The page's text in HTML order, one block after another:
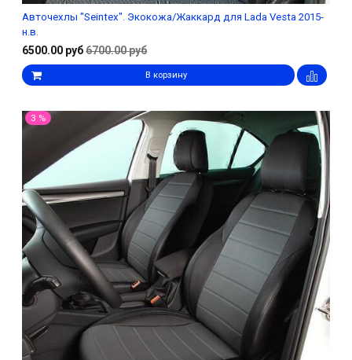
Авточехлы "Seintex". Экокожа/Жаккард для Lada Vesta 2015-
н.в.
6500.00 руб6700.00 руб
В корзину
3 %